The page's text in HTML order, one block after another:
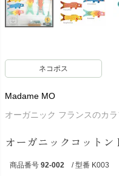
ネコポス
Madame MO
オーガニック フランスのカ
オーガニックコット
商品番号 92-002 / 型番 K003